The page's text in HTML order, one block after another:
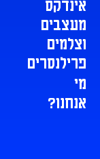
אינדקס
מעצבים
וצלמים
פרילנסרים
מי
אנחנו?